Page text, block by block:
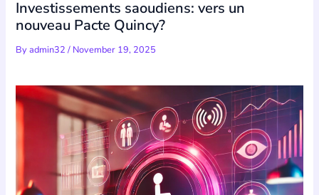
Investissements saoudiens: vers un
nouveau Pacte Quincy?
Byadmin32/ November 19, 2025